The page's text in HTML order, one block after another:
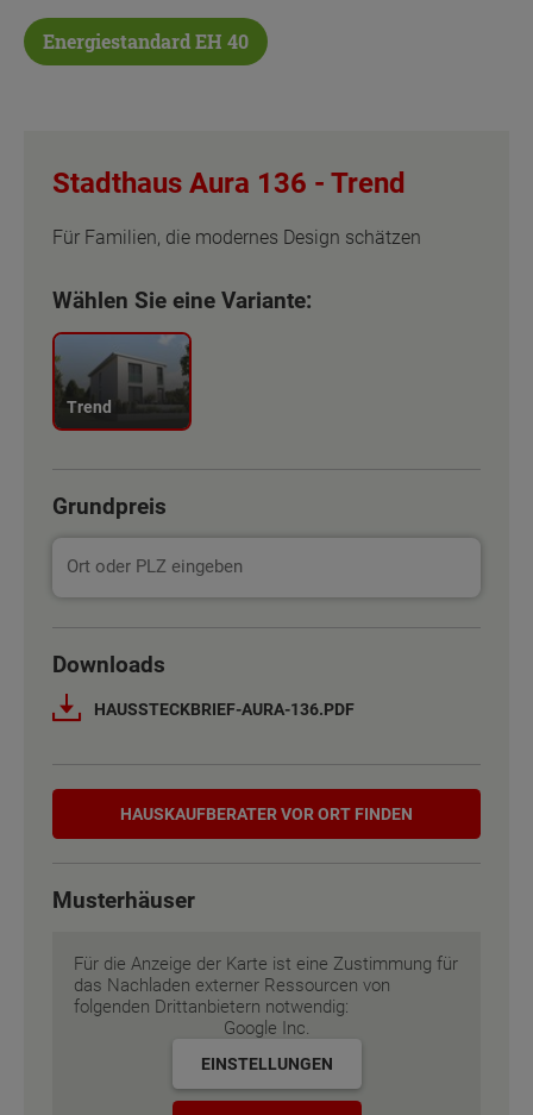
Energiestandard EH 40
Stadthaus Aura 136 - Trend
Für Familien, die modernes Design schätzen
Wählen Sie eine Variante:
Trend
Grundpreis
Downloads
HAUSSTECKBRIEF-AURA-136.PDF
Hauskaufberater
HAUSKAUF­BERATER VOR ORT FINDEN
Musterhäuser
Für die Anzeige der Karte ist eine Zustimmung für
das Nachladen externer Ressourcen von
folgenden Drittanbietern notwendig:
Google Inc.
EINSTELLUNGEN